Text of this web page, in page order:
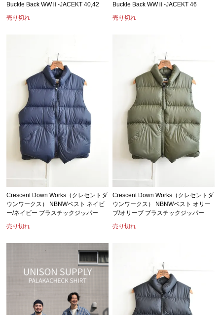
Buckle Back WWⅡ-JACEKT 40,42
売り切れ
Buckle Back WWⅡ-JACEKT 46
売り切れ
Crescent Down Works（クレセントダ
ウンワークス） NBNWベスト ネイビ
ー/ネイビー プラスチックジッパー
売り切れ
Crescent Down Works（クレセントダ
ウンワークス） NBNWベスト オリー
ブ/オリーブ プラスチックジッパー
売り切れ